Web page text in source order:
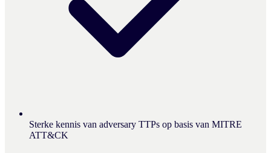
Sterke kennis van adversary TTPs op basis van MITRE
ATT&CK